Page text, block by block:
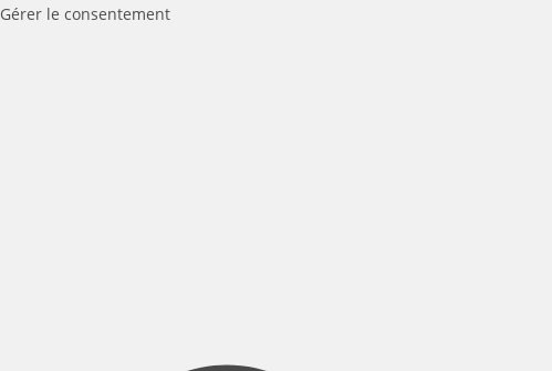
Gérer le consentement